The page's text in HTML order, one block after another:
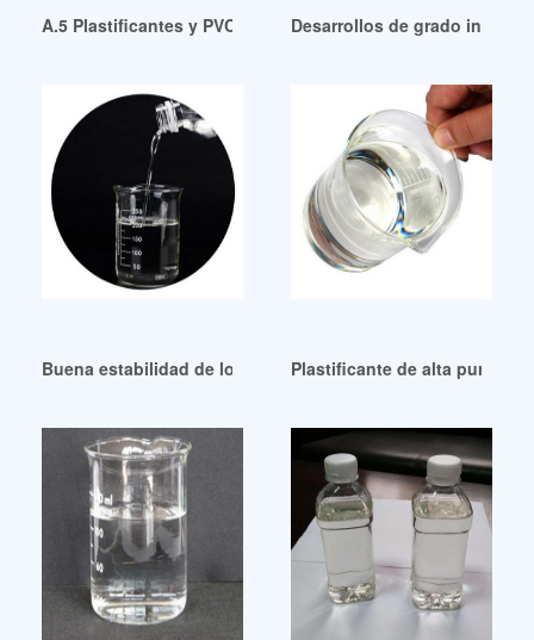
A.5 Plastificantes y PVC (SL) ArgentinaDesarrollos de grado
Buena estabilidad de los plastificantes SynPlast y reFlex
Plastificante de alta pureza